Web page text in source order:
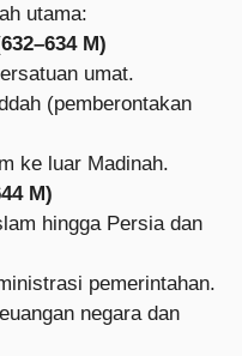
utama:
M)
umat.
(pemberontakan
ke luar Madinah.
M)
hingga Persia dan
pemerintahan.
negara dan